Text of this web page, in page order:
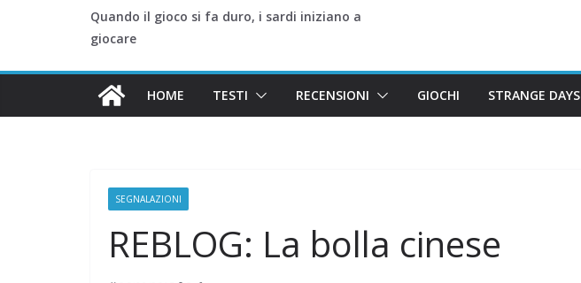
Quando il gioco si fa duro, i sardi iniziano a
giocare
HOME TESTI RECENSIONI GIOCHI STRANGE DAYS
SEGNALAZIONI
REBLOG: La bolla cinese